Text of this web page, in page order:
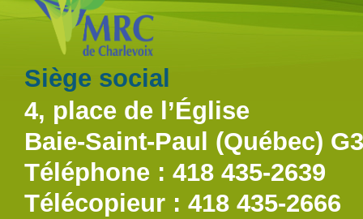
Siège social
4, place de l’Église
Baie-Saint-Paul (Québec)
Téléphone : 418 435-2639
Télécopieur : 418 435-2666